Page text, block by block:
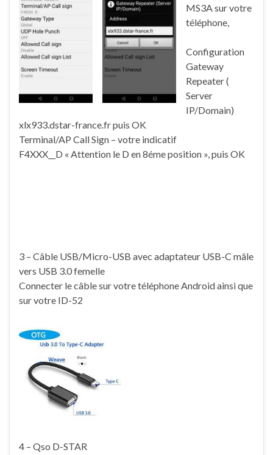
MS3A sur votre
téléphone,
Configuration
Gateway
Repeater (
Server
IP/Domain)
xlx933.dstar-france.fr puis OK
Terminal/AP Call Sign – votre indicatif
F4XXX__D « Attention le D en 8éme position », puis OK
3 – Câble USB/Micro-USB avec adaptateur USB-C mâle
vers USB 3.0 femelle
Connecter le câble sur votre téléphone Android ainsi que
sur votre ID-52
4 – Qso D-STAR